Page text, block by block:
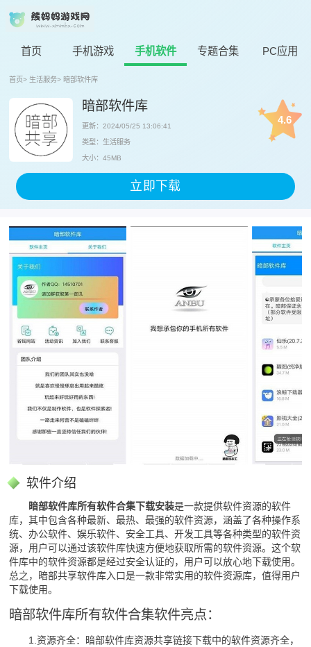
首页 手机游戏 手机软件 专题合集 PC应用
首页> 生活服务> 暗部软件库
暗部软件库
更新：2024/05/25 13:06:41
类型：生活服务
大小：45MB
4.6
立即下载
软件介绍
暗部软件库所有软件合集下载安装是一款提供软件资源的软件
库，其中包含各种最新、最热、最强的软件资源，涵盖了各种操作系
统、办公软件、娱乐软件、安全工具、开发工具等各种类型的软件资
源，用户可以通过该软件库快速方便地获取所需的软件资源。这个软
件库中的软件资源都是经过安全认证的，用户可以放心地下载使用。
总之，暗部共享软件库入口是一款非常实用的软件资源库，值得用户
下载使用。
暗部软件库所有软件合集软件亮点：
1.资源齐全：暗部软件库资源共享链接下载中的软件资源齐全，